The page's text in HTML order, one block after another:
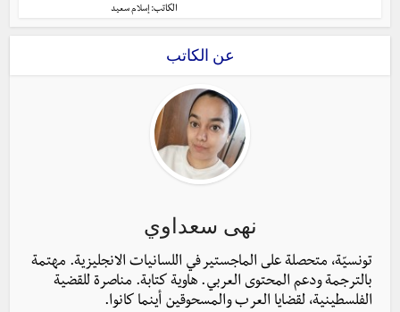
الكاتب: إسلام سعيد
عن الكاتب
نهى سعداوي
تونسيّة، متحصلة على الماجستير في اللسانيات الانجليزية. مهتمة
بالترجمة ودعم المحتوى العربي. هاوية كتابة. مناصرة للقضية
الفلسطينية، لقضايا العرب والمسحوقين أينما كانوا.